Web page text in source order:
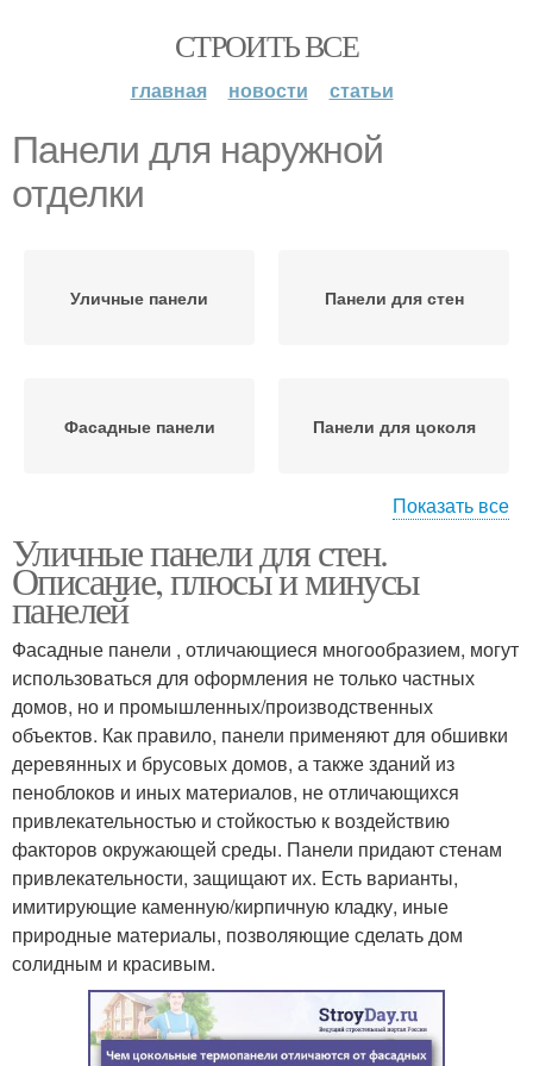
СТРОИТЬ ВСЕ
главная новости статьи
Панели для наружной
отделки
Уличные панели Панели для стен
Фасадные панели Панели для цоколя
Цокольные панели Панели для отделки
Панели под кирпич Пластиковые панели
Металлические панели Панели для фасада
Панели с утеплителем Материал для отделки
Показать все
Уличные панели для стен.
Описание, плюсы и минусы
панелей
Фасадные панели , отличающиеся многообразием, могут
использоваться для оформления не только частных
домов, но и промышленных/производственных
объектов. Как правило, панели применяют для обшивки
деревянных и брусовых домов, а также зданий из
пеноблоков и иных материалов, не отличающихся
привлекательностью и стойкостью к воздействию
факторов окружающей среды. Панели придают стенам
привлекательности, защищают их. Есть варианты,
имитирующие каменную/кирпичную кладку, иные
природные материалы, позволяющие сделать дом
солидным и красивым.